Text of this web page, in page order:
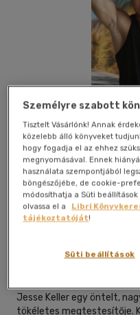
Kívánságlistához adom
Magánkiadás|2024|
Jesse Keller egy öntelt,
tökéletes megtestesítője.
Személyre szabott
Tisztelt Vásárlónk! Annak
közelebb álló könyveket
hogy fogadja el az ehhez
megnyomásával. Ennek
használata szempontjából
böngészőjébe, de cookie-
módosíthatja a Süti
olvassa el a
Libri
tájékoztatóját!
Süti beállítások